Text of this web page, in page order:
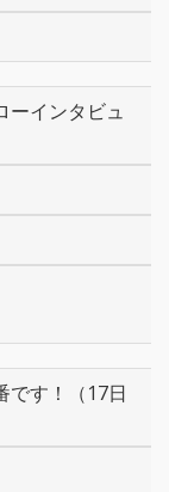
ーインタビュ
です！（17日